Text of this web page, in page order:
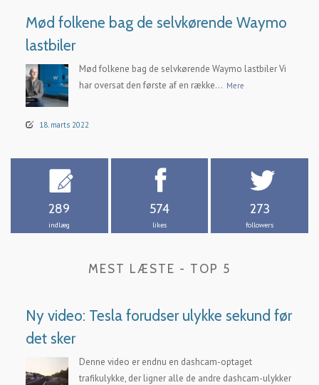
Mød folkene bag de selvkørende Waymo
lastbiler
Mød folkene bag de selvkørende Waymo lastbiler Vi
har oversat den første af en række... Mere
18. marts 2022
289
indlæg
574
likes
273
followers
MEST LÆSTE - TOP 5
Ny video: Tesla forudser ulykke sekund før
det sker
Denne video er endnu en dashcam-optaget
trafikulykke, der ligner alle de andre dashcam-ulykker